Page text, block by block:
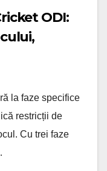
ODI:
la faze specifice
restricții de
Cu trei faze